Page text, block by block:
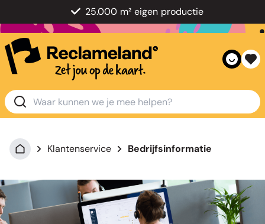
25.000 m² eigen productie
Klantenservice Bedrijfsinformatie